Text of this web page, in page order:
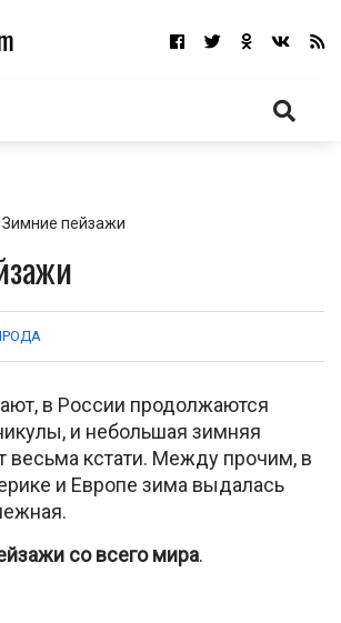
пейзажи
в России продолжаются
и небольшая зимняя
весьма кстати. Между прочим, в
и Европе зима выдалась
со всего мира.